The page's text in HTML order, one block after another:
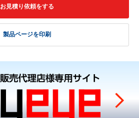
お見積り依頼をする
製品ページを印刷